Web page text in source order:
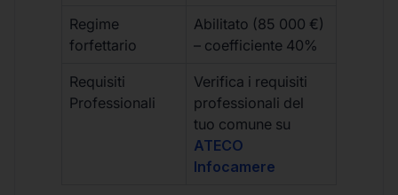
Regime
forfettario
Abilitato (85 000 €)
– coefficiente 40%
Requisiti
Professionali
Verifica i requisiti
professionali del
tuo comune su
ATECO
Infocamere